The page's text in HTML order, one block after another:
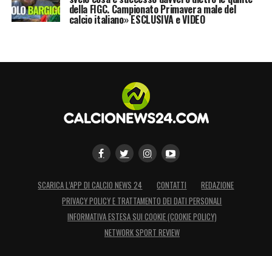
della FIGC. Campionato Primavera male del
calcio italiano» ESCLUSIVA e VIDEO
SCARICA L’APP DI CALCIO NEWS 24 CONTATTI
REDAZIONE
PRIVACY POLICY E TRATTAMENTO DEI DATI PERSONALI
INFORMATIVA ESTESA SUI COOKIE (COOKIE POLICY)
NETWORK SPORT REVIEW